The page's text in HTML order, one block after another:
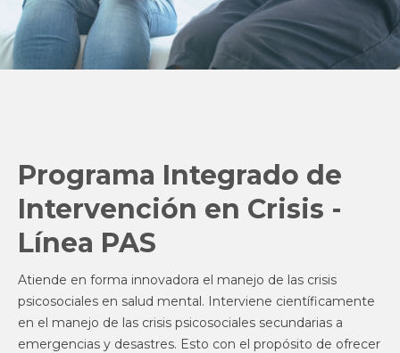
Programa Integrado de
Intervención en Crisis -
Línea PAS
Atiende en forma innovadora el manejo de las crisis
psicosociales en salud mental. Interviene científicamente
en el manejo de las crisis psicosociales secundarias a
emergencias y desastres. Esto con el propósito de ofrecer